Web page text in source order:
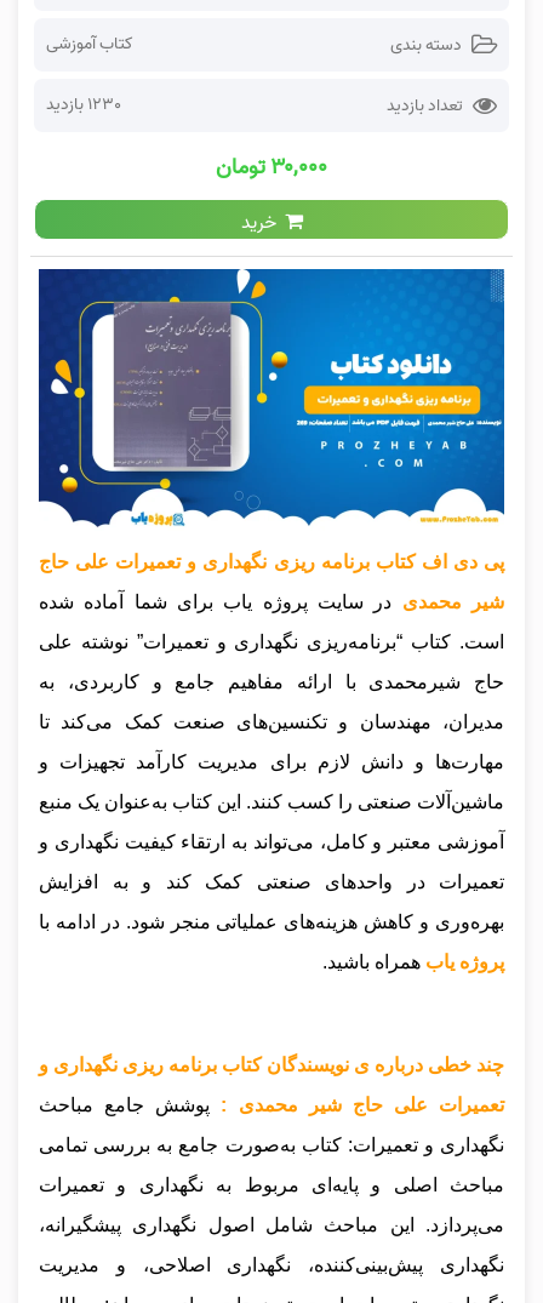
دسته بندی کتاب آموزشی
تعداد بازدید 1230 بازدید
۳۰,۰۰۰ تومان
خرید
پی دی اف کتاب برنامه ریزی نگهداری و تعمیرات علی حاج
شیر محمدی در سایت پروژه یاب برای شما آماده شده
است. کتاب “برنامه‌ریزی نگهداری و تعمیرات” نوشته علی
حاج شیرمحمدی با ارائه مفاهیم جامع و کاربردی، به
مدیران، مهندسان و تکنسین‌های صنعت کمک می‌کند تا
مهارت‌ها و دانش لازم برای مدیریت کارآمد تجهیزات و
ماشین‌آلات صنعتی را کسب کنند. این کتاب به‌عنوان یک منبع
آموزشی معتبر و کامل، می‌تواند به ارتقاء کیفیت نگهداری و
تعمیرات در واحدهای صنعتی کمک کند و به افزایش
بهره‌وری و کاهش هزینه‌های عملیاتی منجر شود. در ادامه با
پروژه یاب همراه باشید.
چند خطی درباره ی نویسندگان کتاب برنامه ریزی نگهداری و
تعمیرات علی حاج شیر محمدی : پوشش جامع مباحث
نگهداری و تعمیرات: کتاب به‌صورت جامع به بررسی تمامی
مباحث اصلی و پایه‌ای مربوط به نگهداری و تعمیرات
می‌پردازد. این مباحث شامل اصول نگهداری پیشگیرانه،
نگهداری پیش‌بینی‌کننده، نگهداری اصلاحی، و مدیریت